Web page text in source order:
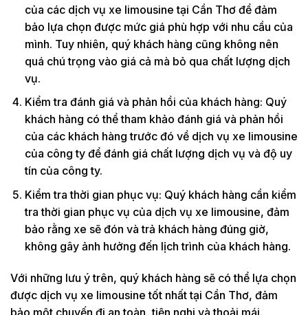
của các dịch vụ xe limousine tại Cần Thơ để đảm
bảo lựa chọn được mức giá phù hợp với nhu cầu của
mình. Tuy nhiên, quý khách hàng cũng không nên
quá chú trọng vào giá cả mà bỏ qua chất lượng dịch
vụ.
Kiểm tra đánh giá và phản hồi của khách hàng: Quý
khách hàng có thể tham khảo đánh giá và phản hồi
của các khách hàng trước đó về dịch vụ xe limousine
của công ty để đánh giá chất lượng dịch vụ và độ uy
tín của công ty.
Kiểm tra thời gian phục vụ: Quý khách hàng cần kiểm
tra thời gian phục vụ của dịch vụ xe limousine, đảm
bảo rằng xe sẽ đón và trả khách hàng đúng giờ,
không gây ảnh hưởng đến lịch trình của khách hàng.
Với những lưu ý trên, quý khách hàng sẽ có thể lựa chọn
được dịch vụ xe limousine tốt nhất tại Cần Thơ, đảm
bảo một chuyến đi an toàn, tiện nghi và thoải mái.